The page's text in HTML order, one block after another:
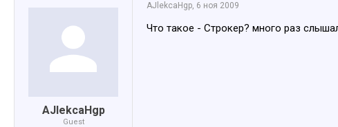
AJlekcaHgp
Guest
AJlekcaHgp, 6 ноя 2009
Что такое - Строкер? много раз